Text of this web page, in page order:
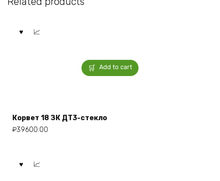
Add to cart
Корвет 18 ЗК ДТ3-стекло
₽39600.00